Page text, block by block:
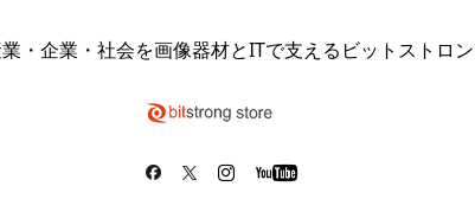
・企業・社会を画像器材とITで支えるビットストロ